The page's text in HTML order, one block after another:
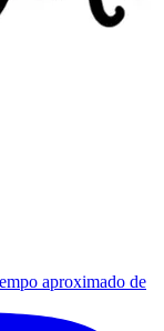
aproximado de